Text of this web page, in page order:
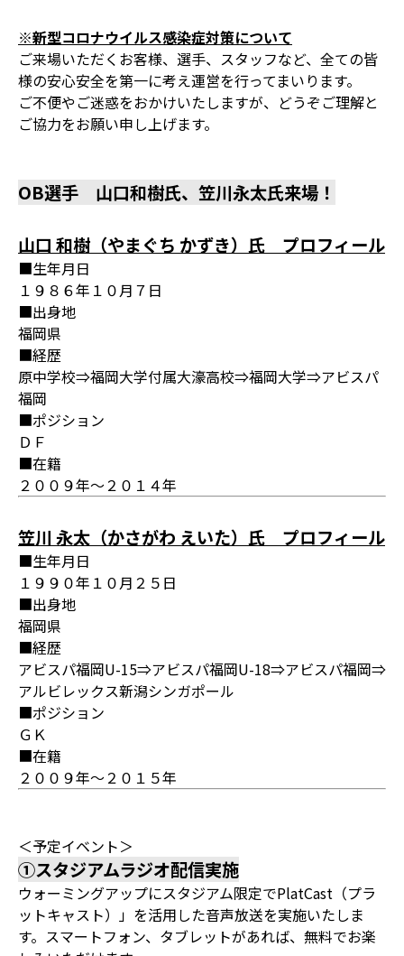
※新型コロナウイルス感染症対策について
ご来場いただくお客様、選手、スタッフなど、全ての皆
様の安心安全を第一に考え運営を行ってまいります。
ご不便やご迷惑をおかけいたしますが、どうぞご理解と
ご協力をお願い申し上げます。
OB選手 山口和樹氏、笠川永太氏来場！
山口 和樹（やまぐち かずき）氏 プロフィール
■生年月日
１９８６年１０月７日
■出身地
福岡県
■経歴
原中学校⇒福岡大学付属大濠高校⇒福岡大学⇒アビスパ
福岡
■ポジション
ＤＦ
■在籍
２００９年～２０１４年
笠川 永太（かさがわ えいた）氏 プロフィール
■生年月日
１９９０年１０月２５日
■出身地
福岡県
■経歴
アビスパ福岡U-15⇒アビスパ福岡U-18⇒アビスパ福岡⇒
アルビレックス新潟シンガポール
■ポジション
ＧＫ
■在籍
２００９年～２０１５年
＜予定イベント＞
①スタジアムラジオ配信実施
ウォーミングアップにスタジアム限定でPlatCast（プラ
ットキャスト）」を活用した音声放送を実施いたしま
す。スマートフォン、タブレットがあれば、無料でお楽